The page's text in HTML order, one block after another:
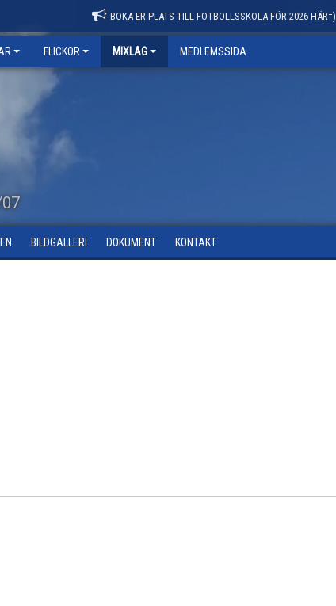
BOKA ER PLATS TILL FOTBOLLSSKOLA FÖR 2026 HÄR=)
FLICKOR MIXLAG MEDLEMSSIDA
BILDGALLERI DOKUMENT KONTAKT